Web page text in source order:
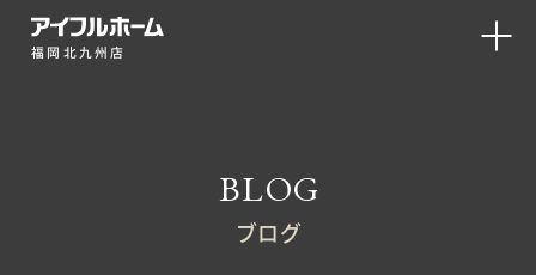
福岡北九州店
BLOG
ブログ